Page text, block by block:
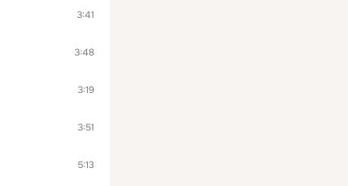
3:41
3:48
3:19
3:51
5:13